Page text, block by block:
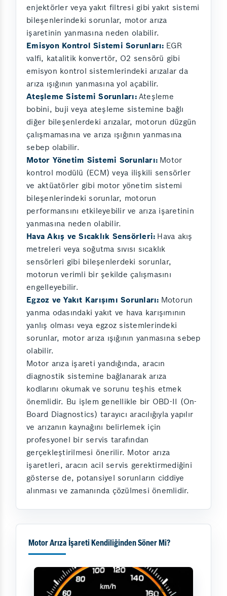
enjektörler veya yakıt filtresi gibi yakıt sistemi
bileşenlerindeki sorunlar, motor arıza
işaretinin yanmasına neden olabilir.
Emisyon Kontrol Sistemi Sorunları: EGR
valfi, katalitik konvertör, O2 sensörü gibi
emisyon kontrol sistemlerindeki arızalar da
arıza ışığının yanmasına yol açabilir.
Ateşleme Sistemi Sorunları: Ateşleme
bobini, buji veya ateşleme sistemine bağlı
diğer bileşenlerdeki arızalar, motorun düzgün
çalışmamasına ve arıza ışığının yanmasına
sebep olabilir.
Motor Yönetim Sistemi Sorunları: Motor
kontrol modülü (ECM) veya ilişkili sensörler
ve aktüatörler gibi motor yönetim sistemi
bileşenlerindeki sorunlar, motorun
performansını etkileyebilir ve arıza işaretinin
yanmasına neden olabilir.
Hava Akış ve Sıcaklık Sensörleri: Hava akış
metreleri veya soğutma sıvısı sıcaklık
sensörleri gibi bileşenlerdeki sorunlar,
motorun verimli bir şekilde çalışmasını
engelleyebilir.
Egzoz ve Yakıt Karışımı Sorunları: Motorun
yanma odasındaki yakıt ve hava karışımının
yanlış olması veya egzoz sistemlerindeki
sorunlar, motor arıza ışığının yanmasına sebep
olabilir.
Motor arıza işareti yandığında, aracın
diagnostik sistemine bağlanarak arıza
kodlarını okumak ve sorunu teşhis etmek
önemlidir. Bu işlem genellikle bir OBD-II (On-
Board Diagnostics) tarayıcı aracılığıyla yapılır
ve arızanın kaynağını belirlemek için
profesyonel bir servis tarafından
gerçekleştirilmesi önerilir. Motor arıza
işaretleri, aracın acil servis gerektirmediğini
gösterse de, potansiyel sorunların ciddiye
alınması ve zamanında çözülmesi önemlidir.
Motor Arıza İşareti Kendiliğinden Söner Mi?